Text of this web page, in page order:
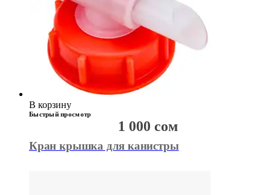
В корзину
Быстрый просмотр
Кран крышка для канистры
1 000 сом